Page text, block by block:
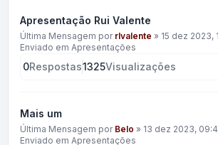
Apresentação Rui Valente
Última Mensagem por rlvalente » 15 dez 2023,
Enviado em Apresentações
0Respostas1325Visualizações
Mais um
Última Mensagem por Belo » 13 dez 2023,
Enviado em Apresentações